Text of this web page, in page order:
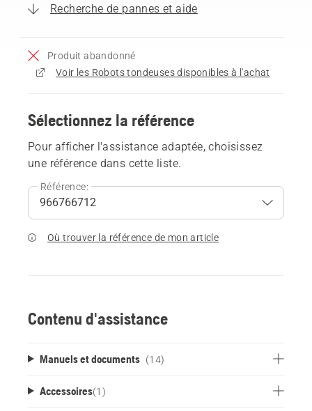
Recherche de pannes et aide
Produit abandonné
Voir les Robots tondeuses disponibles à l'achat
Sélectionnez la référence
Pour afficher l'assistance adaptée, choisissez
une référence dans cette liste.
Référence:
Où trouver la référence de mon article
Contenu d'assistance
Manuels et documents (14)
Accessoires(1 )